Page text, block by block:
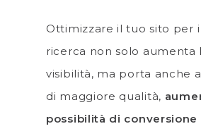
Ottimizzare il tuo sito per
ricerca non solo aumenta
visibilità, ma porta anche
di maggiore qualità,
possibilità di